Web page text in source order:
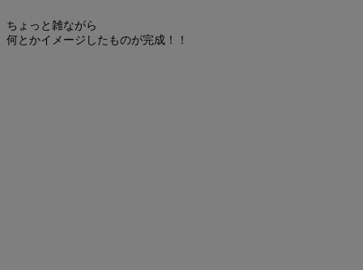
ちょっと雑ながら
何とかイメージしたものが完成！！